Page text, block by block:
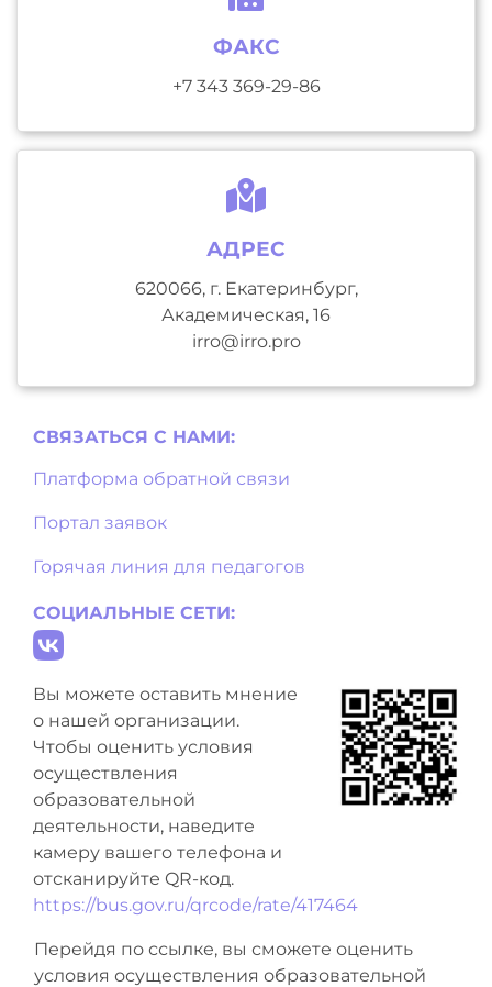
ФАКС
+7 343 369-29-86
АДРЕС
620066, г. Екатеринбург,
Академическая, 16
irro@irro.pro
СВЯЗАТЬСЯ С НAМИ:
Платформа обратной связи
Портал заявок
Горячая линия для педагогов
СОЦИАЛЬНЫЕ СЕТИ:
Вы можете оставить мнение
о нашей организации.
Чтобы оценить условия
осуществления
образовательной
деятельности, наведите
камеру вашего телефона и
отсканируйте QR-код.
https://bus.gov.ru/qrcode/rate/417464
Перейдя по ссылке, вы сможете оценить
условия осуществления образовательной